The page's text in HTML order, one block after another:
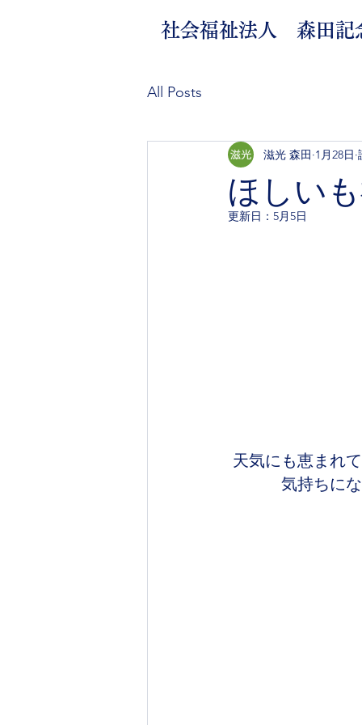
社会福祉法人 森田記
All Posts
ほしい
滋光 森田 1月28日
更新日： 5月5日
天気にも恵まれ
気持ちに